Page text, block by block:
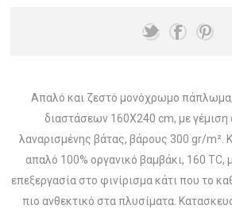
Απαλό και ζεστό μονόχρωμο πάπλωμα,
διαστάσεων 160X240 cm, με γέμιση
λαναρισμένης βάτας, βάρους 300 gr/m².
απαλό 100% οργανικό βαμβάκι, 160 TC,
επεξεργασία στο φινίρισμα κάτι που το
πιο ανθεκτικό στα πλυσίματα.